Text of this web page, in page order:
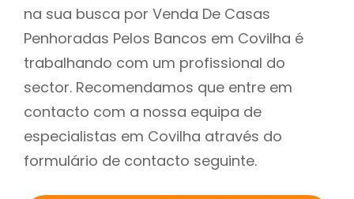
na sua busca por Venda De Casas
Penhoradas Pelos Bancos em Covilha é
trabalhando com um profissional do
sector. Recomendamos que entre em
contacto com a nossa equipa de
especialistas em Covilha através do
formulário de contacto seguinte.